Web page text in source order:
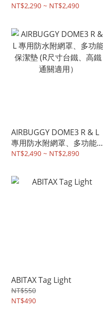
墊
NT$2,290 ~ NT$2,490
AIRBUGGY DOME3 R & L
專用防水附網罩、多功能保
潔墊 (R尺寸台鐵、高鐵通
NT$2,490 ~ NT$2,890
ABITAX Tag Light
NT$550
NT$490